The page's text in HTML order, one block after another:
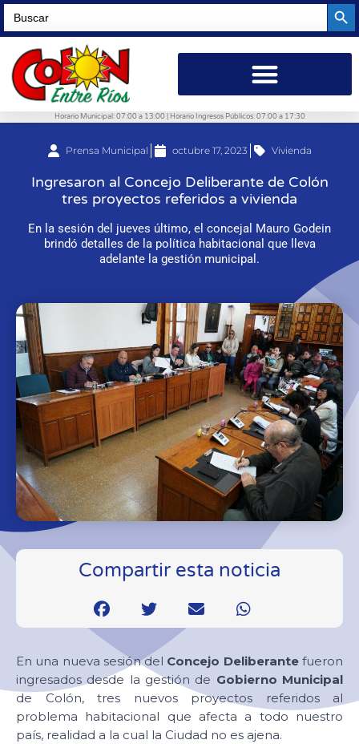
Search
for:
Horario Municipal: 07:00 a 13:00 | Horario Ingresos Públicos: 07:00 a 17:30
Prensa Municipal octubre 17, 2023 Vivienda
Ingresaron al Concejo Deliberante de Colón
tres proyectos referidos a vivienda
En la sesión del jueves último, el concejal Mauro Godein
brindó detalles de la política habitacional que lleva
adelante la gestión municipal.
Compartir esta noticia
En una nueva sesión del Concejo Deliberantefueron
ingresados desde la gestión de Gobierno Municipal
de Colón, tres nuevos proyectos referidos al
problema habitacional que afecta a todo nuestro
país, realidad a la cual la Ciudad no es ajena.